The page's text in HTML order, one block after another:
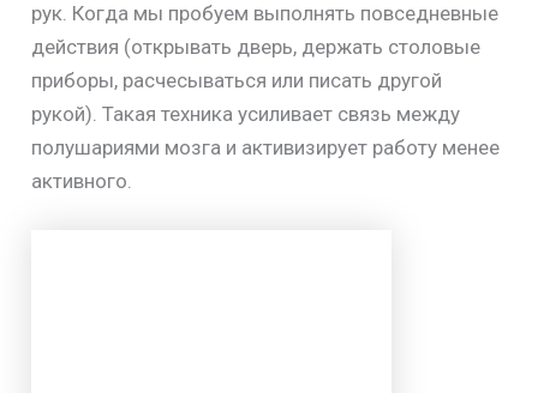
рук. Когда мы пробуем выполнять повседневные
действия (открывать дверь, держать столовые
приборы, расчесываться или писать другой
рукой). Такая техника усиливает связь между
полушариями мозга и активизирует работу менее
активного.